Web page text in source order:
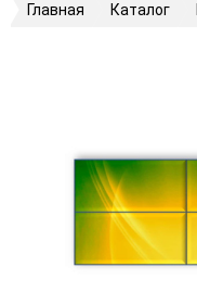
Главная Каталог